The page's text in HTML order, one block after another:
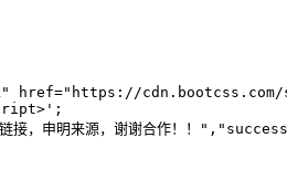
，申明来源，谢谢合作！！